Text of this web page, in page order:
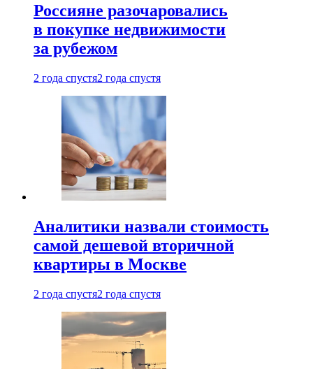
Россияне разочаровались
в покупке недвижимости
за рубежом
2 года спустя2 года спустя
Аналитики назвали стоимость
самой дешевой вторичной
квартиры в Москве
2 года спустя2 года спустя